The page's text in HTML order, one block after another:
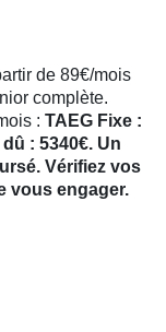
de 89€/mois
complète.
: TAEG Fixe :
: 5340€. Un
Vérifiez vos
vous engager.